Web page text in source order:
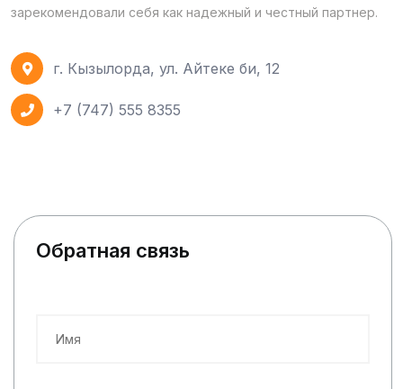
зарекомендовали себя как надежный и честный партнер.
г. Кызылорда, ул. Айтеке би, 12
+7 (747) 555 8355
Обратная связь